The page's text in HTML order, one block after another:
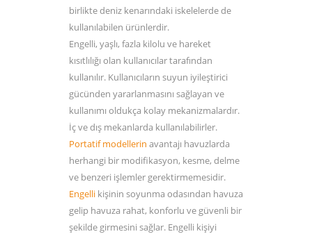
birlikte deniz kenarındaki iskelelerde de
kullanılabilen ürünlerdir.
Engelli, yaşlı, fazla kilolu ve hareket
kısıtlılığı olan kullanıcılar tarafından
kullanılır. Kullanıcıların suyun iyileştirici
gücünden yararlanmasını sağlayan ve
kullanımı oldukça kolay mekanizmalardır.
İç ve dış mekanlarda kullanılabilirler.
Portatif modellerin avantajı havuzlarda
herhangi bir modifikasyon, kesme, delme
ve benzeri işlemler gerektirmemesidir.
Engelli kişinin soyunma odasından havuza
gelip havuza rahat, konforlu ve güvenli bir
şekilde girmesini sağlar. Engelli kişiyi